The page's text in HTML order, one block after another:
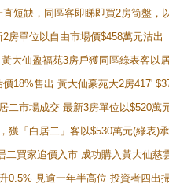
短缺，同區客即睇即買2房筍盤，
房單位以自由市場價$458萬元沽出
大仙盈福苑3房戶獲同區綠表客以
18%售出 黃大仙豪苑大2房417'
二市場成交 最新3房單位以$520萬
獲「白居二」客以$530萬元(綠表)
二買家追價入市 成功購入黃大仙
0.5% 見逾一年半高位 投資者四